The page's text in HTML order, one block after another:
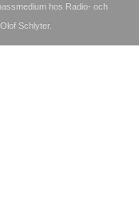
hos Radio- och
Schlyter.